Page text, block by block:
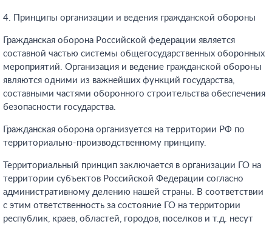
4. Принципы организации и ведения гражданской обороны
Гражданская оборона Российской федерации является
составной частью системы общегосударственных оборонных
мероприятий. Организация и ведение гражданской обороны
являются одними из важнейших функций государства,
составными частями оборонного строительства обеспечения
безопасности государства.
Гражданская оборона организуется на территории РФ по
территориально-производственному принципу.
Территориальный принцип заключается в организации ГО на
территории субъектов Российской Федерации согласно
административному делению нашей страны. В соответствии
с этим ответственность за состояние ГО на территории
республик, краев, областей, городов, поселков и т.д. несут